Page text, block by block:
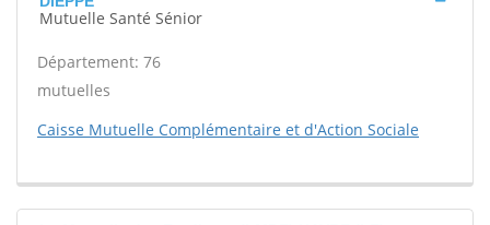
Mutuelle Santé Sénior
Département: 76
mutuelles
Caisse Mutuelle Complémentaire et d'Action Sociale